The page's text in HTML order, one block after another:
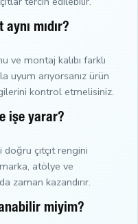
mıdır?
ve montaj kalıbı farklı
uyum arıyorsanız ürün
kontrol etmelisiniz.
işe yarar?
çıtçıt rengini
atölye ve
zaman kazandırır.
miyim?